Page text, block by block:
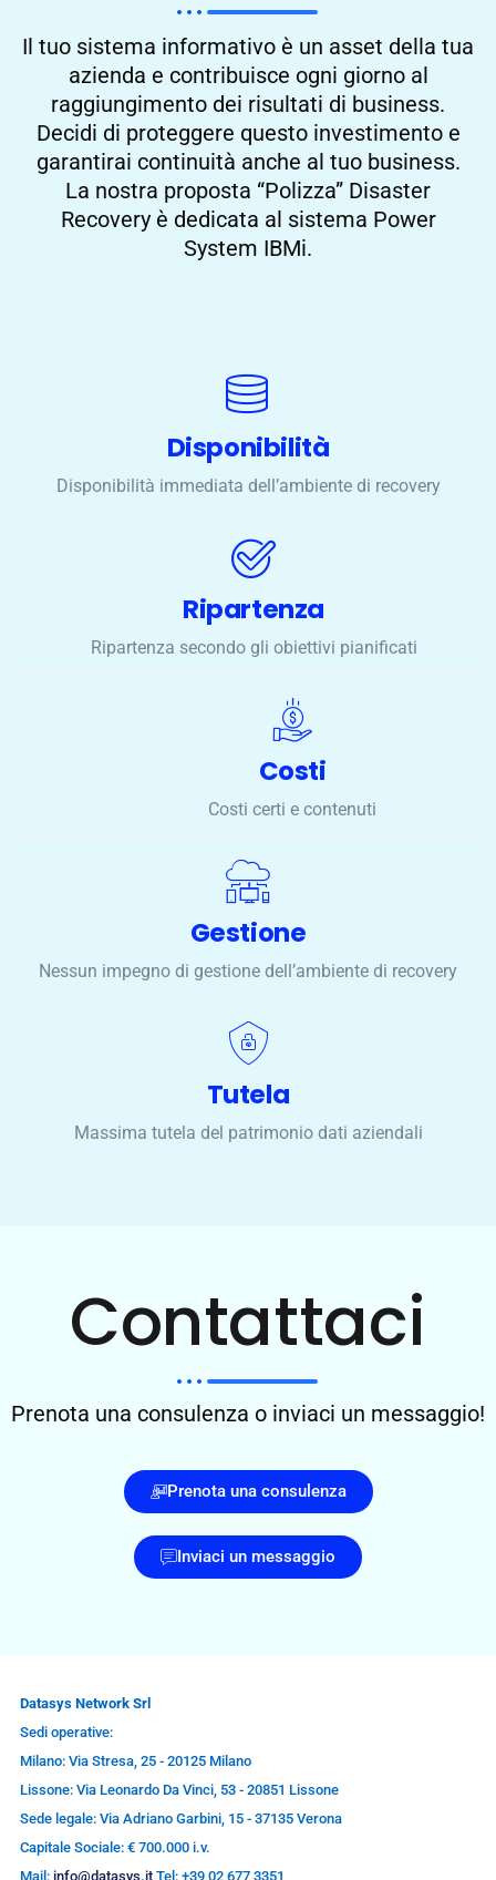
Il tuo sistema informativo è un asset della tua
azienda e contribuisce ogni giorno al
raggiungimento dei risultati di business.
Decidi di proteggere questo investimento e
garantirai continuità anche al tuo business.
La nostra proposta “Polizza” Disaster
Recovery è dedicata al sistema Power
System IBMi.
Disponibilità
Disponibilità immediata dell’ambiente di recovery
Ripartenza
Ripartenza secondo gli obiettivi pianificati
Costi
Costi certi e contenuti
Gestione
Nessun impegno di gestione dell’ambiente di recovery
Tutela
Massima tutela del patrimonio dati aziendali
Contattaci
Prenota una consulenza o inviaci un messaggio!
Prenota una consulenza
Inviaci un messaggio
Datasys Network Srl
Sedi operative:
Milano: Via Stresa, 25 - 20125 Milano
Lissone: Via Leonardo Da Vinci, 53 - 20851 Lissone
Sede legale: Via Adriano Garbini, 15 - 37135 Verona
Capitale Sociale: € 700.000 i.v.
Mail: info@datasys.it Tel: +39 02 677 3351